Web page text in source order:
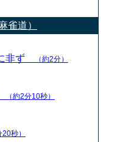
雀道）
非ず （約2分）
（約2分10秒）
20秒）